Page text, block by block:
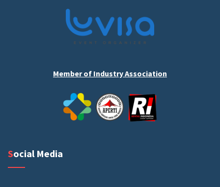
Member of Industry Association
Social Media